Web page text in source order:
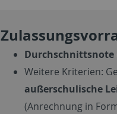
Durchschnittsnote
Weitere Kriterien:
außerschulische
(Anrechnung in